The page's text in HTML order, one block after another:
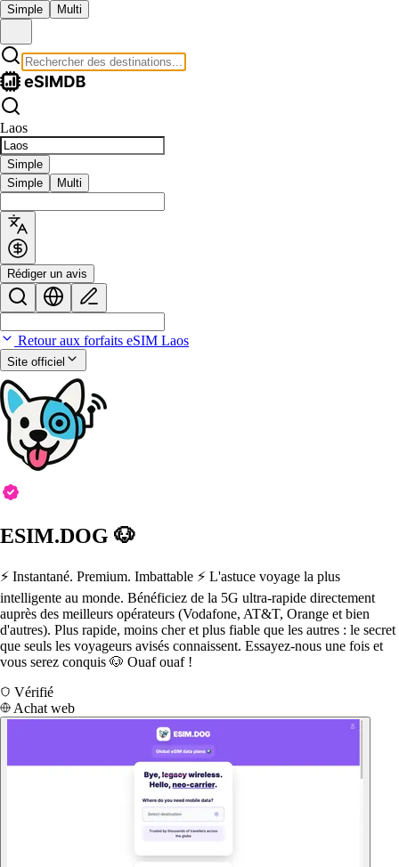
Simple Multi
Laos
Simple
Simple
Multi
Rédiger un avis
Retour aux forfaits eSIM Laos
Site officiel
ESIM.DOG 🐶
⚡️ Instantané. Premium. Imbattable ⚡️ L'astuce voyage la plus
intelligente au monde. Bénéficiez de la 5G ultra-rapide directement
auprès des meilleurs opérateurs (Vodafone, AT&T, Orange et bien
d'autres). Plus rapide, moins cher et plus fiable que les autres : le secret
que seuls les voyageurs avisés connaissent. Essayez-nous une fois et
vous serez conquis 🐶 Ouaf ouaf !
Vérifié
Achat web